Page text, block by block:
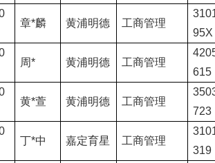
章*麟 黄浦明德 工商管理
95X
周* 黄浦明德 工商管理
615
黄*萱 黄浦明德 工商管理
723
丁*中 嘉定育星 工商管理
319